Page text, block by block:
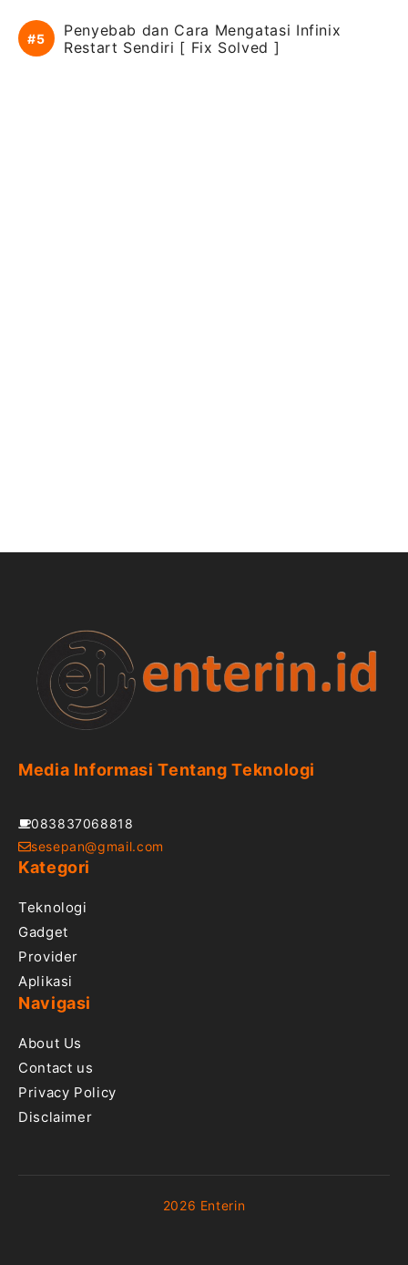
Penyebab dan Cara Mengatasi Infinix
Restart Sendiri [ Fix Solved ]
Media Informasi Tentang Teknologi
083837068818
sesepan@gmail.com
Kategori
Teknologi
Gadget
Provider
Aplikasi
Navigasi
About Us
Contact us
Privacy Policy
Disclaimer
2026 Enterin